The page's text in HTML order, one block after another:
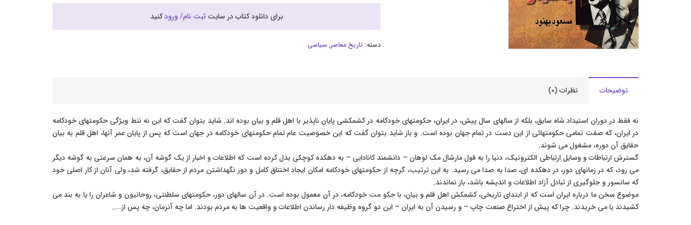
برای دانلود کتاب در سایتثبت نام/ ورودکنید
دسته: تاریخ معاصر, سیاسی
توضیحات نظرات (۰)
نه فقط در دوران استبداد شاه سابق، بلکه از سالهای سال پیش، در ایران، حکومتهای خودکامه در کشمکشی پایان ناپذیر با اهل قلم و بیان بوده اند. شاید بتوان گفت که این نه ننط ویژگی حکومتهای خودکامه
در ایران، که صفت تمامی حکومتهائی از این دست در تمام جهان بوده است. و باز شاید بتوان گفت که این خصوصیت عام تمام حکومتهای خودکامه در جهان است که پس از پایان عمر آنها، اهل قلم به بیان
حقایق آن دوره، مشغول می شوند.
گسترش ارتباطات و وسایل ارتباطی الکترونیک، دنیا را به قول مارشال مک لوهان – دانشمند کانادایی – به دهکده کوچکی بدل کرده است که اطلاعات و اخبار از یک گوشه آن، به همان سرعتی به گوشه دیگر
می رود، که در زمانهای دور، در دهکده ای، صدا به صدا می رسید. به این ترتیب، گرچه از حکومتهای خودکامه امکان ایجاد اختناق کامل و دور نگهداشتن مردم از حقایق، گرفته شد، ولی آنان از کار اصلی خود
که سانسور و جلوگیری از تبادل آزاد اطلاعات و اندیشه باشد، باز نماندند.
موضوع سخن ما درباره ایران است که از ابتدای تاریخی، کشمکش اهل قلم و بیان، با حکو مت خودکامه، در آن معمول بوده است. در آن سالهای دور، حکومتهای سلطنتی، روحانیون و شاعران را یا به بند می
کشیدند یا می خریدند. چرا که پیش از اختراع صنعت چاپ – و رسیدن آن به ایران – این دو گروه وظیفه دار رساندن اطلاعات و واقعیت ها به مردم بودند. اما چه آنزمان، چه پس از…..